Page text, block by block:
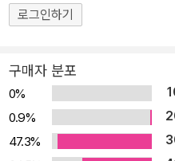
파리를 빼앗고, 자기 말이 먹을
이야기를 듣는다. 오리의 언니가
잔뜩 쌓아 놓고 살고 있다는 것
를 찾아간 찍찍이는 동굴 입구에
있지?”하고 큰 소리로 묻는다.
로그인하기
구매자 분포
0%
0.9%
47.3%